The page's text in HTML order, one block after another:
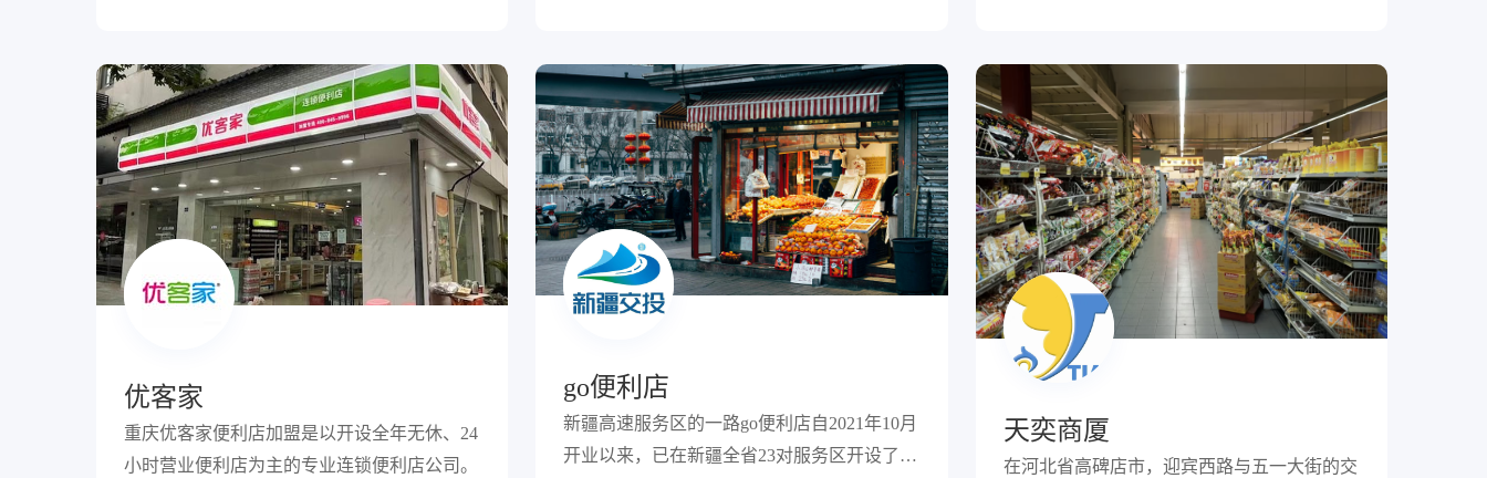
优客家
重庆优客家便利店加盟是以开设全年无休、24
小时营业便利店为主的专业连锁便利店公司。
go便利店
新疆高速服务区的一路go便利店自2021年10月
开业以来，已在新疆全省23对服务区开设了45
天奕商厦
在河北省高碑店市，迎宾西路与五一大街的交